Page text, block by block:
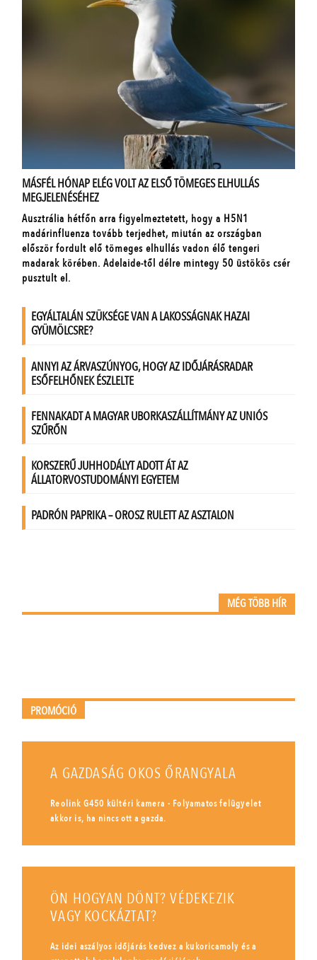
MÉG TÖBB HÍR
PROMÓCIÓ
A GAZDASÁG OKOS ŐRANGYALA
Reolink G450 kültéri kamera - Folyamatos felügyelet
akkor is, ha nincs ott a gazda.
ÖN HOGYAN DÖNT? VÉDEKEZIK
VAGY KOCKÁZTAT?
Az idei aszályos időjárás kedvez a kukoricamoly és a